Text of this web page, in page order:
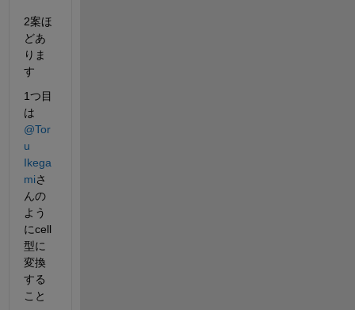
2案ほ
どあ
りま
す
1つ目
は
@Tor
u
Ikega
miさ
んの
よう
にcell
型に
変換
する
こと